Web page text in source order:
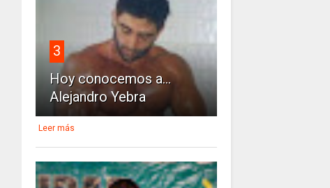
3
Hoy conocemos a...
Alejandro Yebra
Leer más